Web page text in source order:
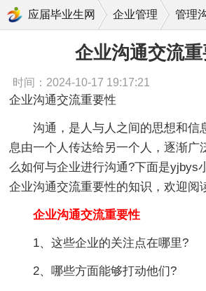
应届毕业生网 企业管理 管理
企业沟通交流
时间：2024-10-17 19:17:21
企业沟通交流重要性
沟通，是人与人之间的思想和信
息由一个人传达给另一个人，逐渐广
么如何与企业进行沟通?下面是yjbys
企业沟通交流重要性的知识，欢迎阅
企业沟通交流重要性
1、这些企业的关注点在哪里?
2、哪些方面能够打动他们?